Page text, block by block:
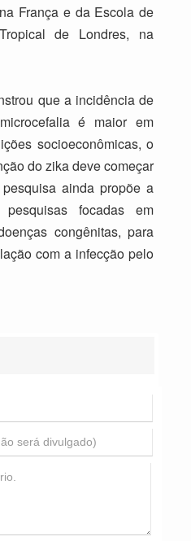
França e da Escola de
de Londres, na
que a incidência de
é maior em
socioeconômicas, o
do zika deve começar
ainda propõe a
focadas em
congênitas, para
com a infecção pelo